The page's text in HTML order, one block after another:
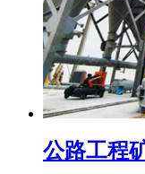
公路工程